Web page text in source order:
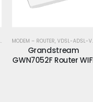
MODEM – ROUTER,VDSL-ADSL-VPN
Grandstream
GWN7062 Router Wifi